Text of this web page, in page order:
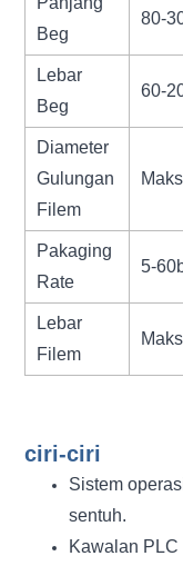
Beg
80-
Lebar
Beg
60-
Diameter
Gulungan
Filem
Pakaging
Rate
5-
Lebar
Filem
ciri-ciri
Sistem
sentuh.
Kawalan PLC